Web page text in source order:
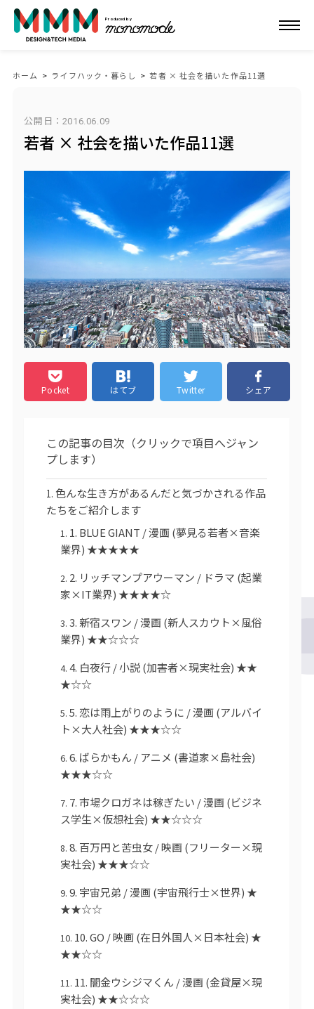
Produced by
ホーム > ライフハック・暮らし > 若者 × 社会を描いた作品11選
公開日： 2016.06.09
若者 × 社会を描いた作品11選
Pocket はてブ Twitter シェア
この記事の目次（クリックで項目へジャン
プします）
色んな生き方があるんだと気づかされる作品
たちをご紹介します
1. BLUE GIANT / 漫画 (夢見る若者×音楽
業界) ★★★★★
2. リッチマンプアウーマン / ドラマ (起業
家×IT業界) ★★★★☆
3. 新宿スワン / 漫画 (新人スカウト×風俗
業界) ★★☆☆☆
4. 白夜行 / 小説 (加害者×現実社会) ★★
★☆☆
5. 恋は雨上がりのように / 漫画 (アルバイ
ト×大人社会) ★★★☆☆
6. ばらかもん / アニメ (書道家×島社会)
★★★☆☆
7. 市場クロガネは稼ぎたい / 漫画 (ビジネ
ス学生×仮想社会) ★★☆☆☆
8. 百万円と苦虫女 / 映画 (フリーター×現
実社会) ★★★☆☆
9. 宇宙兄弟 / 漫画 (宇宙飛行士×世界) ★
★★☆☆
10. GO / 映画 (在日外国人×日本社会) ★
★★☆☆
11. 闇金ウシジマくん / 漫画 (金貸屋×現
実社会) ★★☆☆☆